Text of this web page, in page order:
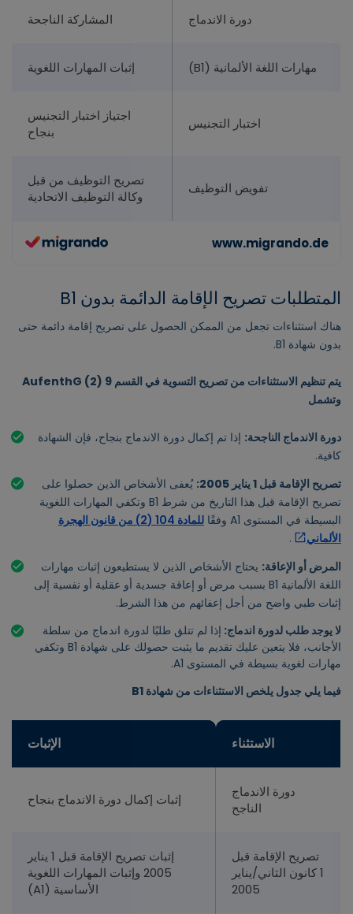
دورة الاندماج المشاركة الناجحة
مهارات اللغة الألمانية (B1) إثبات المهارات اللغوية
اختبار التجنيس
اجتياز اختبار التجنيس
بنجاح
تفويض التوظيف
تصريح التوظيف من قبل
وكالة التوظيف الاتحادية
المتطلبات تصريح الإقامة الدائمة بدون B1
هناك استثناءات تجعل من الممكن الحصول على تصريح إقامة دائمة حتى
بدون شهادة B1.
يتم تنظيم الاستثناءات من تصريح التسوية في القسم 9 (2) AufenthG
وتشمل
دورة الاندماج الناجحة: إذا تم إكمال دورة الاندماج بنجاح، فإن الشهادة
كافية.
تصريح الإقامة قبل 1 يناير 2005:
يُعفى الأشخاص الذين حصلوا على
تصريح الإقامة قبل هذا التاريخ من شرط B1 وتكفي المهارات اللغوية
البسيطة في المستوى A1 وفقًا
للمادة 104 (2) من قانون الهجرة
الألماني
.
المرض أو الإعاقة: يحتاج الأشخاص الذين لا يستطيعون إثبات مهارات
اللغة الألمانية B1 بسبب مرض أو إعاقة جسدية أو عقلية أو نفسية إلى
إثبات طبي واضح من أجل إعفائهم من هذا الشرط.
لا يوجد طلب لدورة اندماج: إذا لم تتلق طلبًا لدورة اندماج من سلطة
الأجانب، فلا يتعين عليك تقديم ما يثبت حصولك على شهادة B1 وتكفي
مهارات لغوية بسيطة في المستوى A1.
فيما يلي جدول يلخص الاستثناءات من شهادة B1
الاستثناء الإثبات
دورة الاندماج
الناجح
إثبات إكمال دورة الاندماج بنجاح
تصريح الإقامة قبل
1 كانون الثاني/يناير
2005
إثبات تصريح الإقامة قبل 1 يناير
2005 وإثبات المهارات اللغوية
الأساسية (A1)